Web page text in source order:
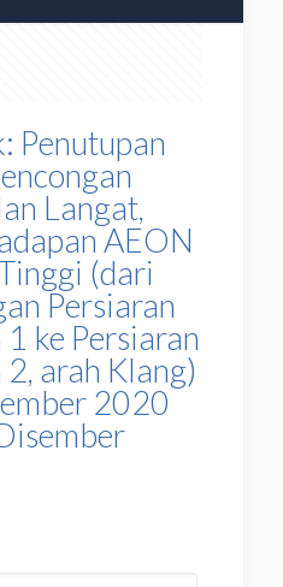
Penutupan
Langat,
AEON
(dari
Persiaran
ke Persiaran
arah Klang)
2020